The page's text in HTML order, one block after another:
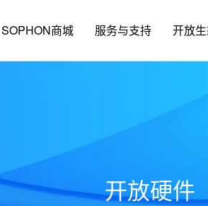
SOPHON商城 服务与支持 开放
开放硬件